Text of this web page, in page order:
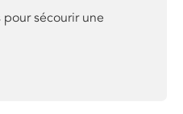
sécourir une